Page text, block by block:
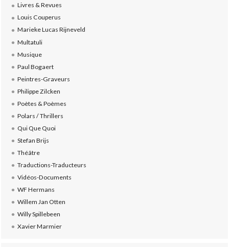
Livres & Revues
Louis Couperus
Marieke Lucas Rijneveld
Multatuli
Musique
Paul Bogaert
Peintres-Graveurs
Philippe Zilcken
Poètes & Poèmes
Polars / Thrillers
Qui Que Quoi
Stefan Brijs
Théâtre
Traductions-Traducteurs
Vidéos-Documents
WF Hermans
Willem Jan Otten
Willy Spillebeen
Xavier Marmier